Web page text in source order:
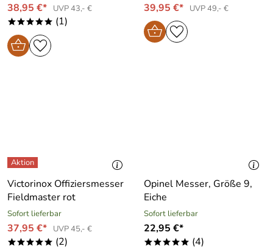
38,95 €* UVP 43,- €
***** (1)
39,95 €* UVP 49,- €
Victorinox Offiziersmesser
Fieldmaster rot
Sofort lieferbar
37,95 €* UVP 45,- €
***** (2)
Opinel Messer, Größe 9,
Eiche
Sofort lieferbar
22,95 €*
***** (4)